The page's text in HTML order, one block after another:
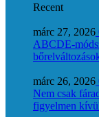
Recent
márc 27, 2026
márc 26, 2026
Nem csak
figyelmen